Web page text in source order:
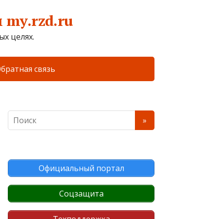
целях.
связь
Официальный портал
Соцзащита